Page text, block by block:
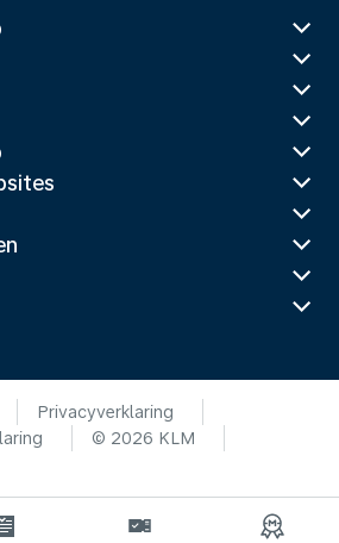
Privacyverklaring
© 2026 KLM